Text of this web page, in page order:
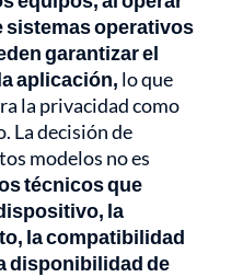
sistemas operativos
garantizar el
aplicación, lo que
la privacidad como
La decisión de
modelos no es
técnicos que
la
la compatibilidad
disponibilidad de